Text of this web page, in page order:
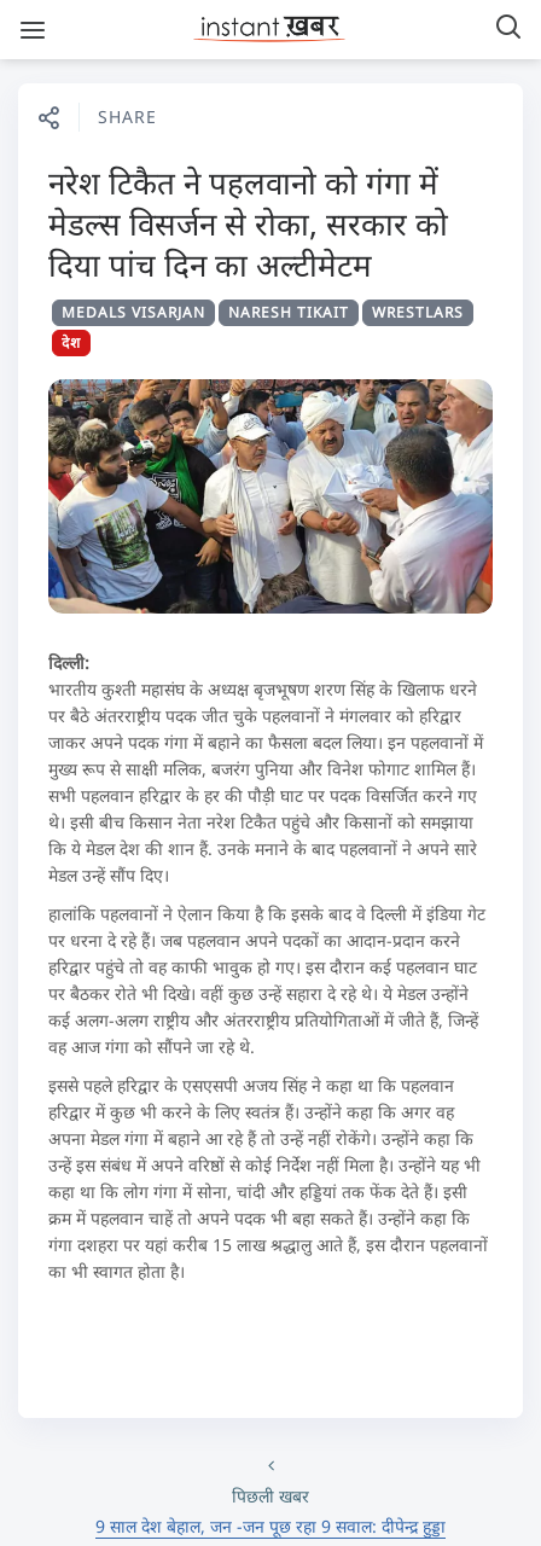
SHARE
नरेश टिकैत ने पहलवानो को गंगा में
मेडल्स विसर्जन से रोका, सरकार को
दिया पांच दिन का अल्टीमेटम
MEDALS VISARJAN NARESH TIKAIT
WRESTLARS
देश
दिल्ली:
भारतीय कुश्ती महासंघ के अध्यक्ष बृजभूषण शरण सिंह के खिलाफ धरने
पर बैठे अंतरराष्ट्रीय पदक जीत चुके पहलवानों ने मंगलवार को हरिद्वार
जाकर अपने पदक गंगा में बहाने का फैसला बदल लिया। इन पहलवानों में
मुख्य रूप से साक्षी मलिक, बजरंग पुनिया और विनेश फोगाट शामिल हैं।
सभी पहलवान हरिद्वार के हर की पौड़ी घाट पर पदक विसर्जित करने गए
थे। इसी बीच किसान नेता नरेश टिकैत पहुंचे और किसानों को समझाया
कि ये मेडल देश की शान हैं. उनके मनाने के बाद पहलवानों ने अपने सारे
मेडल उन्हें सौंप दिए।
हालांकि पहलवानों ने ऐलान किया है कि इसके बाद वे दिल्ली में इंडिया गेट
पर धरना दे रहे हैं। जब पहलवान अपने पदकों का आदान-प्रदान करने
हरिद्वार पहुंचे तो वह काफी भावुक हो गए। इस दौरान कई पहलवान घाट
पर बैठकर रोते भी दिखे। वहीं कुछ उन्हें सहारा दे रहे थे। ये मेडल उन्होंने
कई अलग-अलग राष्ट्रीय और अंतरराष्ट्रीय प्रतियोगिताओं में जीते हैं, जिन्हें
वह आज गंगा को सौंपने जा रहे थे.
इससे पहले हरिद्वार के एसएसपी अजय सिंह ने कहा था कि पहलवान
हरिद्वार में कुछ भी करने के लिए स्वतंत्र हैं। उन्होंने कहा कि अगर वह
अपना मेडल गंगा में बहाने आ रहे हैं तो उन्हें नहीं रोकेंगे। उन्होंने कहा कि
उन्हें इस संबंध में अपने वरिष्ठों से कोई निर्देश नहीं मिला है। उन्होंने यह भी
कहा था कि लोग गंगा में सोना, चांदी और हड्डियां तक फेंक देते हैं। इसी
क्रम में पहलवान चाहें तो अपने पदक भी बहा सकते हैं। उन्होंने कहा कि
गंगा दशहरा पर यहां करीब 15 लाख श्रद्धालु आते हैं, इस दौरान पहलवानों
का भी स्वागत होता है।
पिछली खबर
9 साल देश बेहाल, जन -जन पूछ रहा 9 सवाल: दीपेन्द्र हुड्डा